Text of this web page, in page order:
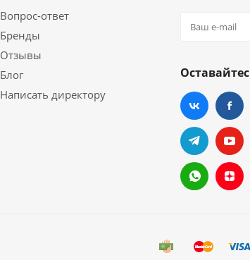
Вопрос-ответ
Бренды
Отзывы
Блог
Написать директору